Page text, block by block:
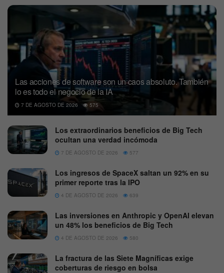
Las acciones de software son un caos absoluto. También
lo es todo el negocio de la IA
7 DE AGOSTO DE 2026 575
Los extraordinarios beneficios de Big Tech
ocultan una verdad incómoda
7 DE AGOSTO DE 2026 577
Los ingresos de SpaceX saltan un 92% en su
primer reporte tras la IPO
4 DE AGOSTO DE 2026 639
Las inversiones en Anthropic y OpenAI elevan
un 48% los beneficios de Big Tech
4 DE AGOSTO DE 2026 580
La fractura de las Siete Magníficas exige
coberturas de riesgo en bolsa